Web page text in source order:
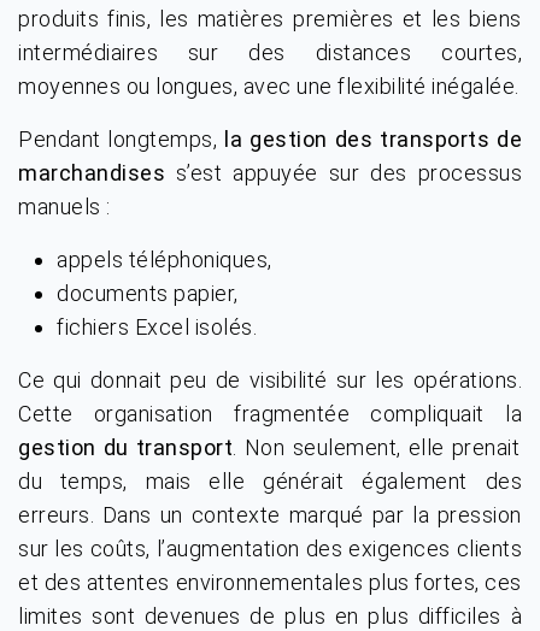
produits finis, les matières premières et les biens
intermédiaires sur des distances courtes,
moyennes ou longues, avec une flexibilité inégalée.
Pendant longtemps,
la gestion des transports de
marchandises s’est appuyée sur des processus
manuels :
appels téléphoniques,
documents papier,
fichiers Excel isolés.
Ce qui donnait peu de visibilité sur les opérations.
Cette organisation fragmentée compliquait la
gestion du transport. Non seulement, elle prenait
du temps, mais elle générait également des
erreurs. Dans un contexte marqué par la pression
sur les coûts, l’augmentation des exigences clients
et des attentes environnementales plus fortes, ces
limites sont devenues de plus en plus difficiles à